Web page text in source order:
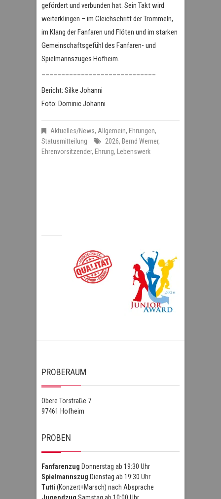
gefördert und verbunden hat. Sein Takt wird
weiterklingen – im Gleichschritt der Trommeln,
im Klang der Fanfaren und Flöten und im starken
Gemeinschaftsgefühl des Fanfaren- und
Spielmannszuges Hofheim.
Bericht: Silke Johanni
Foto: Dominic Johanni
Aktuelles/News, Allgemein, Ehrungen,
Statusmitteilung
2026, Bernd Werner,
Ehrenvorsitzender, Ehrung, Lebenswerk
PROBERAUM
Obere Torstraße 7
97461 Hofheim
PROBEN
Fanfarenzug Donnerstag ab 19:30 Uhr
Spielmannszug Dienstag ab 19:30 Uhr
Tutti (Konzert+Marsch) nach Absprache
Jugendzug Samstag ab 10:00 Uhr